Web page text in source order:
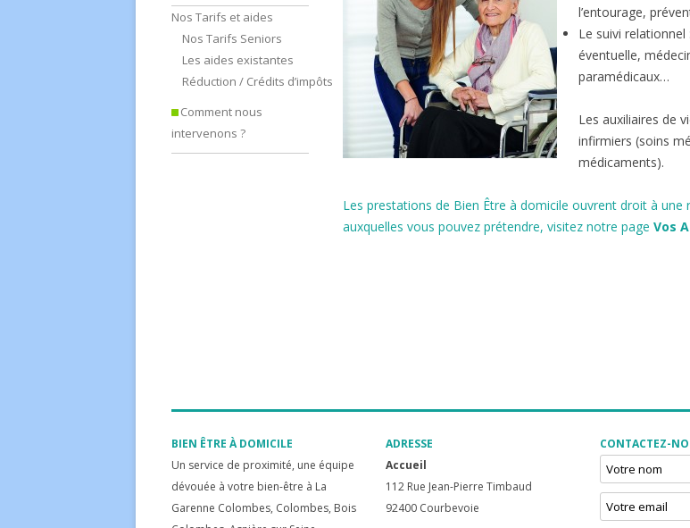
l’entourage,
Le suivi relationnel
éventuelle,
paramédicaux…
Les auxiliaires de
infirmiers (soins
médicaments).
Les prestations de Bien Être à domicile ouvrent droit à une
auxquelles vous pouvez prétendre, visitez notre page Vos
Nos Tarifs et aides
Nos Tarifs Seniors
Les aides existantes
Réduction / Crédits d’impôts
Comment nous
intervenons ?
BIEN ÊTRE À DOMICILE
Un service de proximité, une équipe
dévouée à votre bien-être à La
Garenne Colombes, Colombes, Bois
ADRESSE
Accueil
112 Rue Jean-Pierre Timbaud
92400 Courbevoie
CONTACTEZ-